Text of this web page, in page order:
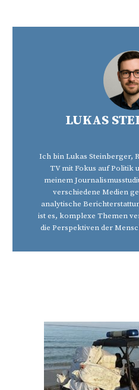
LUKAS
Ich bin Lukas Steinberger,
TV mit Fokus auf Politik
meinem
verschiedene Medien
analytische
ist es, komplexe Themen
die Perspektiven der